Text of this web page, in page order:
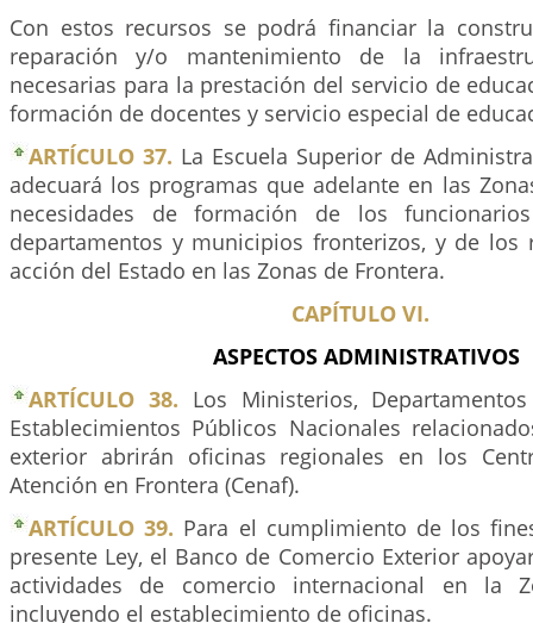
Con estos recursos se podrá financiar la
reparación y/o mantenimiento de la
necesarias para la prestación del servicio de
formación de docentes y servicio especial de
ARTÍCULO 37. La Escuela Superior de
adecuará los programas que adelante en las
necesidades de formación de los
departamentos y municipios fronterizos, y de los
acción del Estado en las Zonas de Frontera.
CAPÍTULO VI.
ASPECTOS ADMINISTRATIVOS
ARTÍCULO 38. Los Ministerios,
Establecimientos Públicos Nacionales
exterior abrirán oficinas regionales en los
Atención en Frontera (Cenaf).
ARTÍCULO 39. Para el cumplimiento de los
presente Ley, el Banco de Comercio Exterior
actividades de comercio internacional en la
incluyendo el establecimiento de oficinas.